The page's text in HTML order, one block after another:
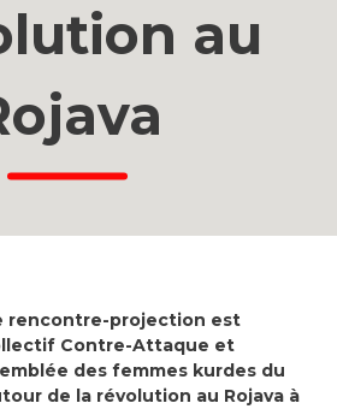
au
rencontre-projection est
Contre-Attaque et
des femmes kurdes du
de la révolution au Rojava à